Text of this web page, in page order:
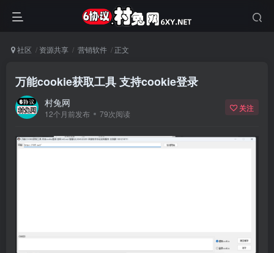
社区 资源共享 营销软件 正文
万能cookie获取工具 支持cookie登录
村兔网
12个月前发布 79次阅读
关注